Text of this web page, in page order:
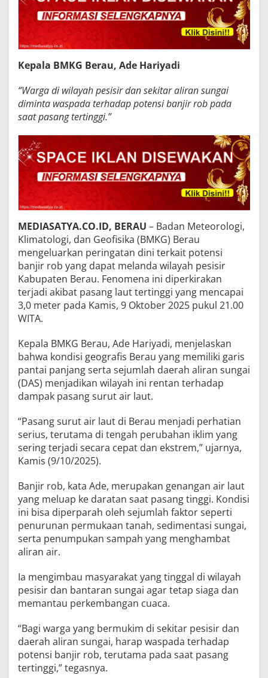
Kepala BMKG Berau, Ade Hariyadi
“Warga di wilayah pesisir dan sekitar aliran sungai
diminta waspada terhadap potensi banjir rob pada
saat pasang tertinggi.”
MEDIASATYA.CO.ID, BERAU – Badan Meteorologi,
Klimatologi, dan Geofisika (BMKG) Berau
mengeluarkan peringatan dini terkait potensi
banjir rob yang dapat melanda wilayah pesisir
Kabupaten Berau. Fenomena ini diperkirakan
terjadi akibat pasang laut tertinggi yang mencapai
3,0 meter pada Kamis, 9 Oktober 2025 pukul 21.00
WITA.
Kepala BMKG Berau, Ade Hariyadi, menjelaskan
bahwa kondisi geografis Berau yang memiliki garis
pantai panjang serta sejumlah daerah aliran sungai
(DAS) menjadikan wilayah ini rentan terhadap
dampak pasang surut air laut.
“Pasang surut air laut di Berau menjadi perhatian
serius, terutama di tengah perubahan iklim yang
sering terjadi secara cepat dan ekstrem,” ujarnya,
Kamis (9/10/2025).
Banjir rob, kata Ade, merupakan genangan air laut
yang meluap ke daratan saat pasang tinggi. Kondisi
ini bisa diperparah oleh sejumlah faktor seperti
penurunan permukaan tanah, sedimentasi sungai,
serta penumpukan sampah yang menghambat
aliran air.
Ia mengimbau masyarakat yang tinggal di wilayah
pesisir dan bantaran sungai agar tetap siaga dan
memantau perkembangan cuaca.
“Bagi warga yang bermukim di sekitar pesisir dan
daerah aliran sungai, harap waspada terhadap
potensi banjir rob, terutama pada saat pasang
tertinggi,” tegasnya.